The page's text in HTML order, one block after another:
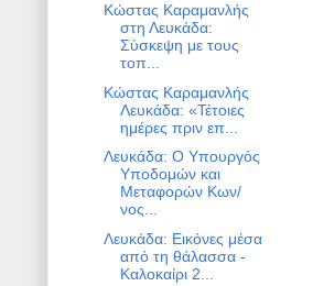
Κώστας Καραμανλής
στη Λευκάδα:
Σύσκεψη με τους
τοπ...
Κώστας Καραμανλής
Λευκάδα: «Τέτοιες
ημέρες πριν επ...
Λευκάδα: Ο Υπουργός
Υποδομών και
Μεταφορών Κων/
νος...
Λευκάδα: Εικόνες μέσα
από τη θάλασσα -
Καλοκαίρι 2...